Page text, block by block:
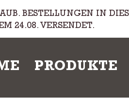
PRODUKTE
BESTELLUNGEN IN
24.08. VERSENDET.